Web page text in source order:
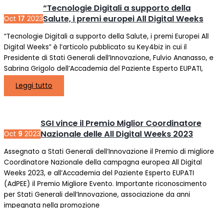
Oct 17 2023
“Tecnologie Digitali a supporto della
Salute, i premi europei All Digital Weeks
“Tecnologie Digitali a supporto della Salute, i premi Europei All
Digital Weeks” è l’articolo pubblicato su Key4biz in cui il
Presidente di Stati Generali dell’Innovazione, Fulvio Ananasso, e
Sabrina Grigolo dell’Accademia del Paziente Esperto EUPATI,
Leggi tutto
Oct 9 2023
SGI vince il Premio Miglior Coordinatore
Nazionale delle All Digital Weeks 2023
Assegnato a Stati Generali dell’Innovazione il Premio di migliore
Coordinatore Nazionale della campagna europea All Digital
Weeks 2023, e all’Accademia del Paziente Esperto EUPATI
(AdPEE) il Premio Migliore Evento. Importante riconoscimento
per Stati Generali dell’Innovazione, associazione da anni
impegnata nella promozione